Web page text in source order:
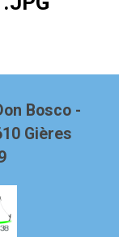
Bosco -
Gières